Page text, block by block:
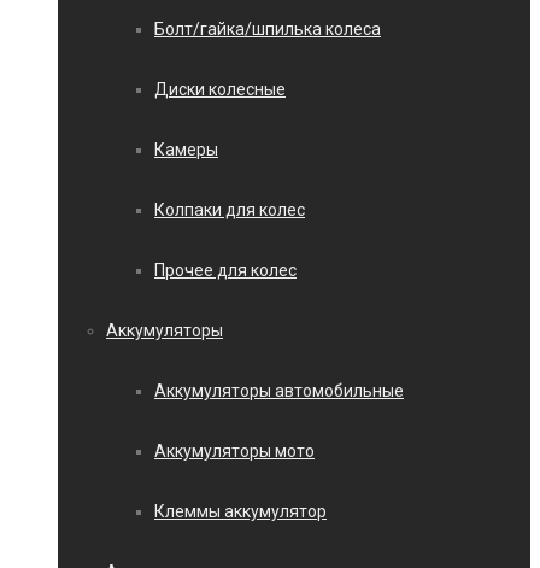
Болт/гайка/шпилька колеса
Диски колесные
Камеры
Колпаки для колес
Прочее для колес
Аккумуляторы
Аккумуляторы автомобильные
Аккумуляторы мото
Клеммы аккумулятор